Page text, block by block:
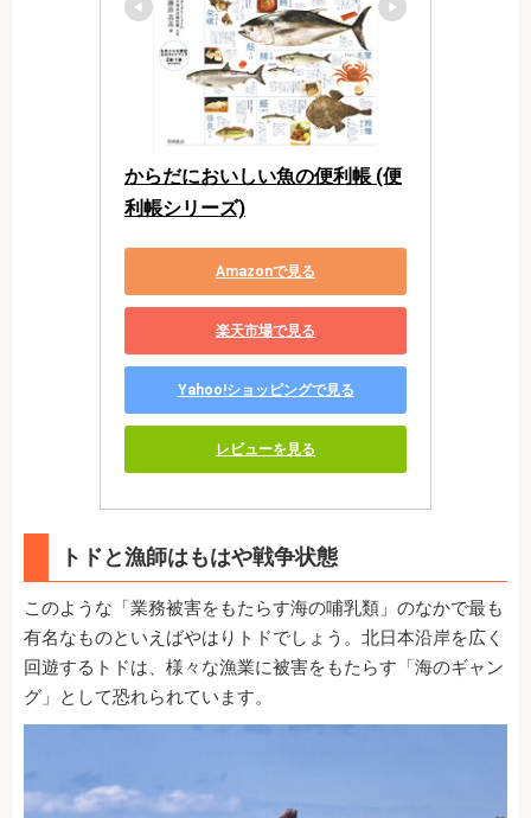
からだにおいしい魚の便利帳 (便
利帳シリーズ)
Amazonで見る
楽天市場で見る
Yahoo!ショッピングで見る
レビューを見る
トドと漁師はもはや戦争状態
このような「業務被害をもたらす海の哺乳類」のなかで最も
有名なものといえばやはりトドでしょう。北日本沿岸を広く
回遊するトドは、様々な漁業に被害をもたらす「海のギャン
グ」として恐れられています。